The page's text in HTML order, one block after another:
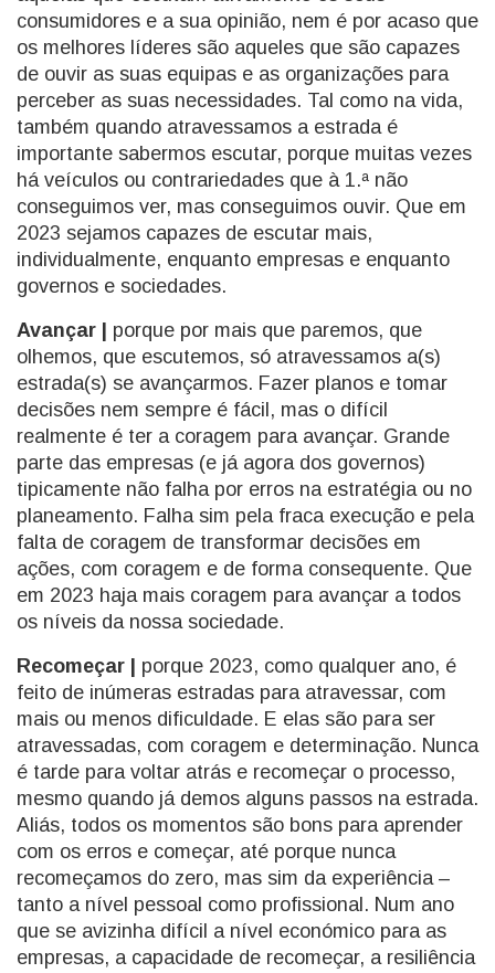
consumidores e a sua opinião, nem é por acaso que
os melhores líderes são aqueles que são capazes
de ouvir as suas equipas e as organizações para
perceber as suas necessidades. Tal como na vida,
também quando atravessamos a estrada é
importante sabermos escutar, porque muitas vezes
há veículos ou contrariedades que à 1.ª não
conseguimos ver, mas conseguimos ouvir. Que em
2023 sejamos capazes de escutar mais,
individualmente, enquanto empresas e enquanto
governos e sociedades.
Avançar | porque por mais que paremos, que
olhemos, que escutemos, só atravessamos a(s)
estrada(s) se avançarmos. Fazer planos e tomar
decisões nem sempre é fácil, mas o difícil
realmente é ter a coragem para avançar. Grande
parte das empresas (e já agora dos governos)
tipicamente não falha por erros na estratégia ou no
planeamento. Falha sim pela fraca execução e pela
falta de coragem de transformar decisões em
ações, com coragem e de forma consequente. Que
em 2023 haja mais coragem para avançar a todos
os níveis da nossa sociedade.
Recomeçar | porque 2023, como qualquer ano, é
feito de inúmeras estradas para atravessar, com
mais ou menos dificuldade. E elas são para ser
atravessadas, com coragem e determinação. Nunca
é tarde para voltar atrás e recomeçar o processo,
mesmo quando já demos alguns passos na estrada.
Aliás, todos os momentos são bons para aprender
com os erros e começar, até porque nunca
recomeçamos do zero, mas sim da experiência –
tanto a nível pessoal como profissional. Num ano
que se avizinha difícil a nível económico para as
empresas, a capacidade de recomeçar, a resiliência